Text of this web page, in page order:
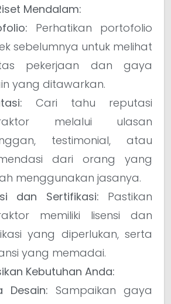
Mendalam:
Perhatikan portofolio
sebelumnya untuk melihat
pekerjaan dan gaya
yang ditawarkan.
Cari tahu reputasi
melalui ulasan
testimonial, atau
dari orang yang
menggunakan jasanya.
dan Sertifikasi: Pastikan
memiliki lisensi dan
yang diperlukan, serta
yang memadai.
Kebutuhan Anda:
Desain: Sampaikan gaya